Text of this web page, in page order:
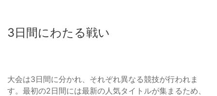
3日間にわたる戦い
大会は3日間に分かれ、それぞれ異なる競技が行われま
す。最初の2日間には最新の人気タイトルが集まるため、